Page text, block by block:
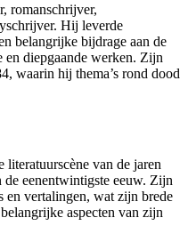
romanschrijver,
Hij leverde
belangrijke bijdrage aan de
diepgaande werken. Zijn
waarin hij thema’s rond dood
van de jaren
eenentwintigste eeuw. Zijn
en vertalingen, wat zijn brede
aspecten van zijn